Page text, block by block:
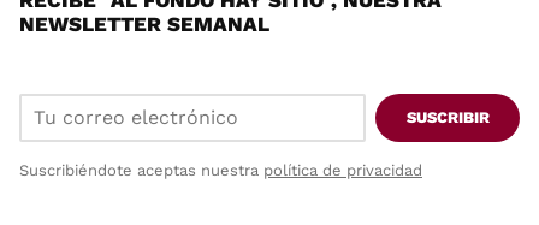
NEWSLETTER SEMANAL
SUSCRIBIR
Suscribiéndote aceptas nuestra política de privacidad